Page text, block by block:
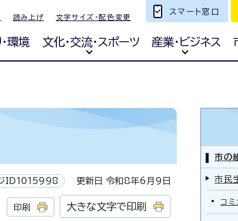
読み上げ 文字サイズ・配色変更
スマート窓口
環境 文化・交流・スポーツ 産業・ビジネス
ID1015998 更新日 令和8年6月9日
印刷 大きな文字で印刷
市の
市民
コミ